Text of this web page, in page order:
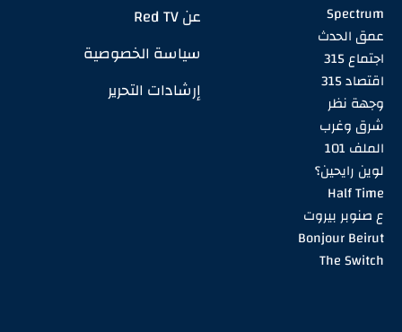
Spectrum
عمق الحدث
اجتماع 315
اقتصاد 315
وجهة نظر
شرق وغرب
الملف 101
لوين رايحين؟
Half Time
ع صنوبر بيروت
Bonjour Beirut
The Switch
عن Red TV
سياسة الخصوصية
إرشادات التحرير